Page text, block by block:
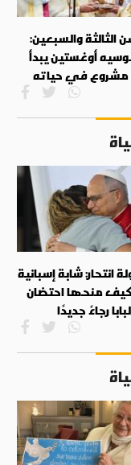
والسبعين:
أوغستين يبدأ
مشروع في حياته
انتحار: شابة إسبانية
منحها احتضان
رجاءً جديدًا